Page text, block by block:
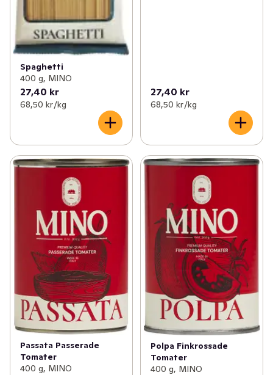
Spaghetti
400 g, MINO
27,40 kr
68,50 kr /kg
27,40 kr
68,50 kr /kg
Passata Passerade
Tomater
400 g, MINO
Polpa Finkrossade
Tomater
400 g, MINO